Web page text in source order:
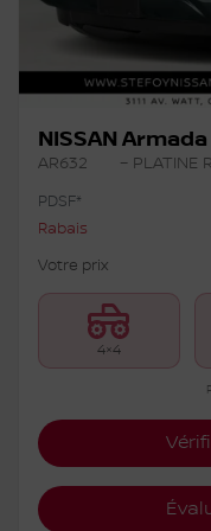
NISSAN
AR632
– PLATINE
PDSF*
Rabais
Votre prix
4×4